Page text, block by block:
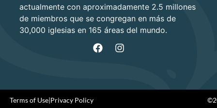
actualmente con aproximadamente 2.5 millones
de miembros que se congregan en más de
30,000 iglesias en 165 áreas del mundo.
Terms of Use|Privacy Policy